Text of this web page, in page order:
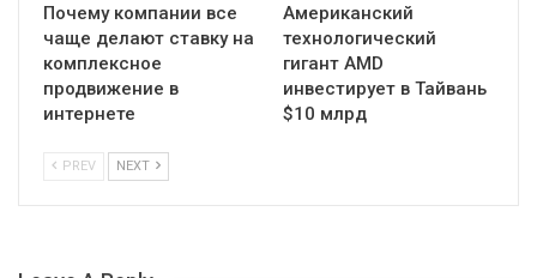
Почему компании все
чаще делают ставку на
комплексное
продвижение в
интернете
Американский
технологический
гигант AMD
инвестирует в Тайвань
$10 млрд
PREV NEXT